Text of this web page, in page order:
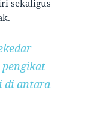
sekaligus
di antara